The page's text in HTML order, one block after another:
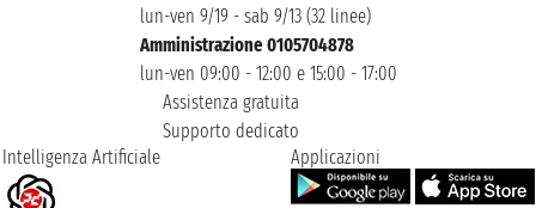
lun-ven 9/19 - sab 9/13 (32 linee)
Amministrazione 0105704878
lun-ven 09:00 - 12:00 e 15:00 - 17:00
Assistenza gratuita
Supporto dedicato
Intelligenza Artificiale
Applicazioni